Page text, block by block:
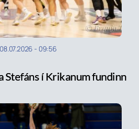
08.07.2026 - 09:56
Stefáns í Krikanum fundinn